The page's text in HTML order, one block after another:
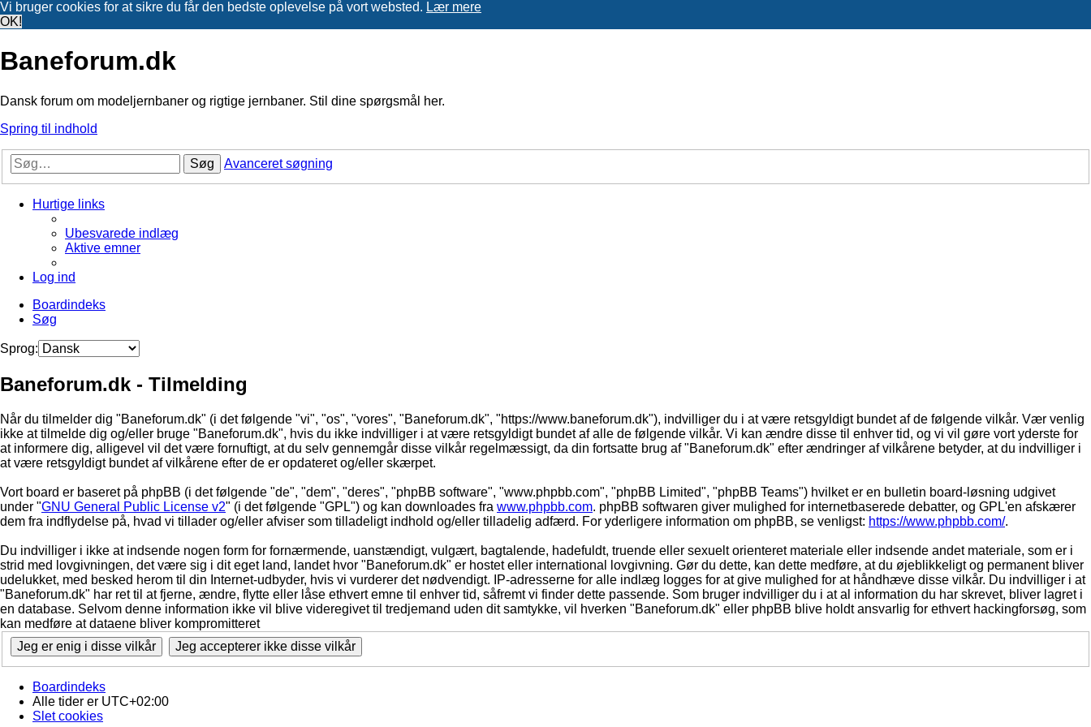
Vi bruger cookies for at sikre du får den bedste oplevelse på vort websted. Lær mere
OK!
Baneforum.dk
Dansk forum om modeljernbaner og rigtige jernbaner. Stil dine spørgsmål her.
Spring til indhold
Søg Avanceret søgning
Hurtige links
Ubesvarede indlæg
Aktive emner
Log ind
Boardindeks
Søg
Sprog:
Baneforum.dk - Tilmelding
Når du tilmelder dig "Baneforum.dk" (i det følgende "vi", "os", "vores", "Baneforum.dk", "https://www.baneforum.dk"), indvilliger du i at være retsgyldigt bundet af de følgende vilkår. Vær venlig
ikke at tilmelde dig og/eller bruge "Baneforum.dk", hvis du ikke indvilliger i at være retsgyldigt bundet af alle de følgende vilkår. Vi kan ændre disse til enhver tid, og vi vil gøre vort yderste for
at informere dig, alligevel vil det være fornuftigt, at du selv gennemgår disse vilkår regelmæssigt, da din fortsatte brug af "Baneforum.dk" efter ændringer af vilkårene betyder, at du indvilliger i
at være retsgyldigt bundet af vilkårene efter de er opdateret og/eller skærpet.
Vort board er baseret på phpBB (i det følgende "de", "dem", "deres", "phpBB software", "www.phpbb.com", "phpBB Limited", "phpBB Teams") hvilket er en bulletin board-løsning udgivet
under "GNU General Public License v2" (i det følgende "GPL") og kan downloades fra www.phpbb.com. phpBB softwaren giver mulighed for internetbaserede debatter, og GPL'en afskærer
dem fra indflydelse på, hvad vi tillader og/eller afviser som tilladeligt indhold og/eller tilladelig adfærd. For yderligere information om phpBB, se venligst: https://www.phpbb.com/.
Du indvilliger i ikke at indsende nogen form for fornærmende, uanstændigt, vulgært, bagtalende, hadefuldt, truende eller sexuelt orienteret materiale eller indsende andet materiale, som er i
strid med lovgivningen, det være sig i dit eget land, landet hvor "Baneforum.dk" er hostet eller international lovgivning. Gør du dette, kan dette medføre, at du øjeblikkeligt og permanent bliver
udelukket, med besked herom til din Internet-udbyder, hvis vi vurderer det nødvendigt. IP-adresserne for alle indlæg logges for at give mulighed for at håndhæve disse vilkår. Du indvilliger i at
"Baneforum.dk" har ret til at fjerne, ændre, flytte eller låse ethvert emne til enhver tid, såfremt vi finder dette passende. Som bruger indvilliger du i at al information du har skrevet, bliver lagret i
en database. Selvom denne information ikke vil blive videregivet til tredjemand uden dit samtykke, vil hverken "Baneforum.dk" eller phpBB blive holdt ansvarlig for ethvert hackingforsøg, som
kan medføre at dataene bliver kompromitteret
Boardindeks
Alle tider er UTC+02:00
Slet cookies